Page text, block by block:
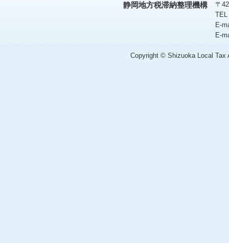
静岡地方税滞納整理機構
〒
TEL
E-
E-
Copyright © Shizuoka Local Tax